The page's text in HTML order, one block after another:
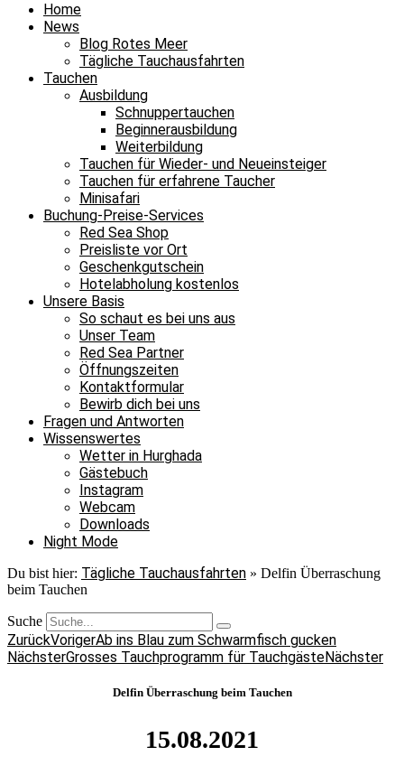
Home
News
Blog Rotes Meer
Tägliche Tauchausfahrten
Tauchen
Ausbildung
Schnuppertauchen
Beginnerausbildung
Weiterbildung
Tauchen für Wieder- und Neueinsteiger
Tauchen für erfahrene Taucher
Minisafari
Buchung-Preise-Services
Red Sea Shop
Preisliste vor Ort
Geschenkgutschein
Hotelabholung kostenlos
Unsere Basis
So schaut es bei uns aus
Unser Team
Red Sea Partner
Öffnungszeiten
Kontaktformular
Bewirb dich bei uns
Fragen und Antworten
Wissenswertes
Wetter in Hurghada
Gästebuch
Instagram
Webcam
Downloads
Night Mode
Du bist hier: Tägliche Tauchausfahrten » Delfin Überraschung
beim Tauchen
Suche
ZurückVorigerAb ins Blau zum Schwarmfisch gucken
NächsterGrosses Tauchprogramm für TauchgästeNächster
Delfin Überraschung beim Tauchen
15.08.2021